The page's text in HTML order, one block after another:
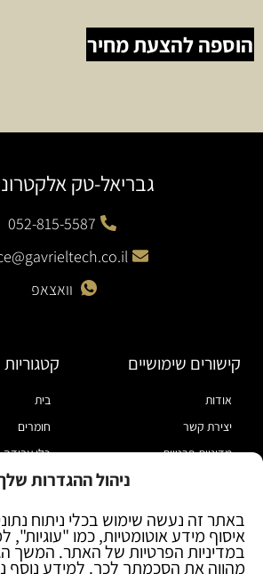
ניהול ההגדרות
באתר זה נעשה שימוש בכלי ניתוח
איסוף מידע אוטומטיות, כמו
במדיניות הפרטיות של האתר. המשך
מהווה את הסכמתך לכך. למידע נוסף
הוספה להצעת מחיר
גבריאל-טק
052-815-5587
וואצאפ
קישורים שימושיים
אודות
יצירת קשר
מדיניות פרטיות
בלוג
קטגוריות
בית
חומרים
כלי עבודה
מוצרי
ספקי כח
ציוד